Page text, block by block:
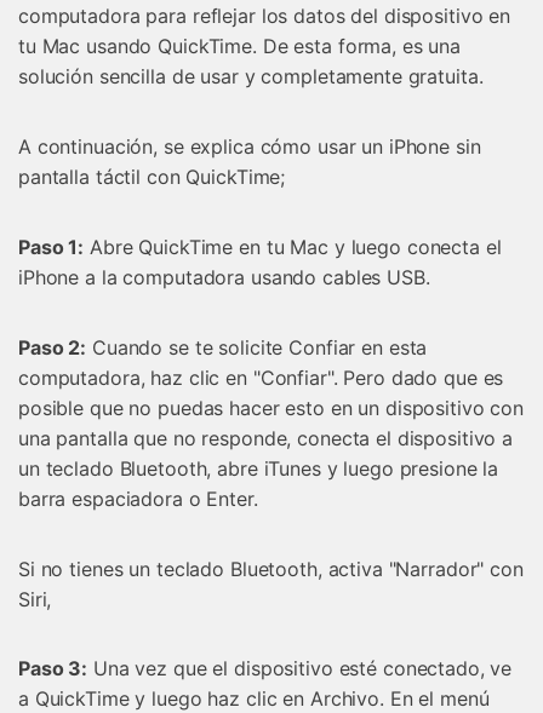
computadora para reflejar los datos del dispositivo en
tu Mac usando QuickTime. De esta forma, es una
solución sencilla de usar y completamente gratuita.
A continuación, se explica cómo usar un iPhone sin
pantalla táctil con QuickTime;
Paso 1: Abre QuickTime en tu Mac y luego conecta el
iPhone a la computadora usando cables USB.
Paso 2: Cuando se te solicite Confiar en esta
computadora, haz clic en "Confiar". Pero dado que es
posible que no puedas hacer esto en un dispositivo con
una pantalla que no responde, conecta el dispositivo a
un teclado Bluetooth, abre iTunes y luego presione la
barra espaciadora o Enter.
Si no tienes un teclado Bluetooth, activa "Narrador" con
Siri,
Paso 3: Una vez que el dispositivo esté conectado, ve
a QuickTime y luego haz clic en Archivo. En el menú